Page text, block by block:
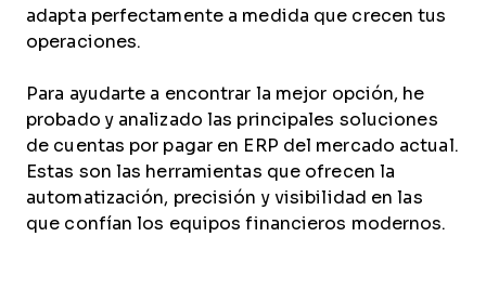
adapta perfectamente a medida que crecen tus
operaciones.
Para ayudarte a encontrar la mejor opción, he
probado y analizado las principales soluciones
de cuentas por pagar en ERP del mercado actual.
Estas son las herramientas que ofrecen la
automatización, precisión y visibilidad en las
que confían los equipos financieros modernos.